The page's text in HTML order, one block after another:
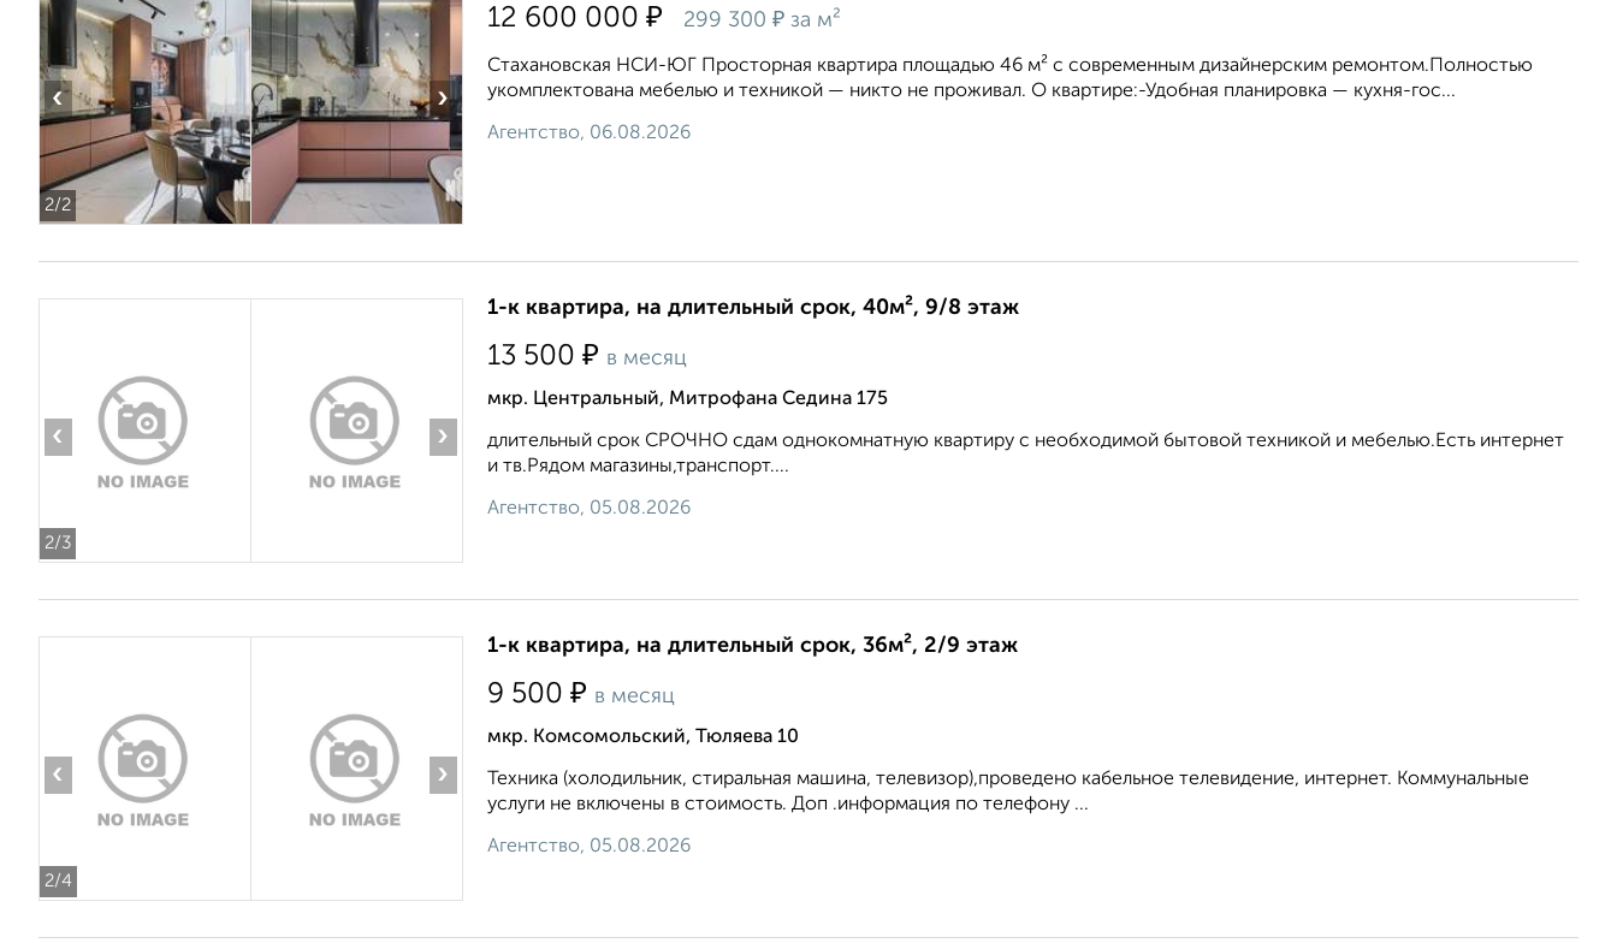
2/2
‹ ›
12 600 000 ₽ 299 300 ₽ за м²
Стахановская НСИ-ЮГ Просторная квартира площадью 46 м² с современным дизайнерским ремонтом.Полностью
укомплектована мебелью и техникой — никто не проживал. О квартире:-Удобная планировка — кухня-гос...
Агентство, 06.08.2026
2/3
‹ ›
1-к квартира, на длительный срок, 40м², 9/8 этаж
13 500 ₽ в месяц
мкр. Центральный, Митрофана Седина 175
длительный срок СРОЧНО сдам однокомнатную квартиру с необходимой бытовой техникой и мебелью.Есть интернет
и тв.Рядом магазины,транспорт....
Агентство, 05.08.2026
2/4
‹ ›
1-к квартира, на длительный срок, 36м², 2/9 этаж
9 500 ₽ в месяц
мкр. Комсомольский, Тюляева 10
Техника (холодильник, стиральная машина, телевизор),проведено кабельное телевидение, интернет. Коммунальные
услуги не включены в стоимость. Доп .информация по телефону ...
Агентство, 05.08.2026